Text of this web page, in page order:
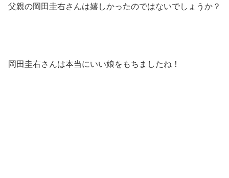
父親の岡田圭右さんは嬉しかったのではないでしょうか？
岡田圭右さんは本当にいい娘をもちましたね！